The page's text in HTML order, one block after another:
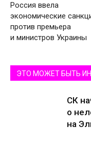
Россия ввела
экономические
против премьера
и министров Украины
ЭТО МОЖЕТ БЫТЬ
СК
о
на